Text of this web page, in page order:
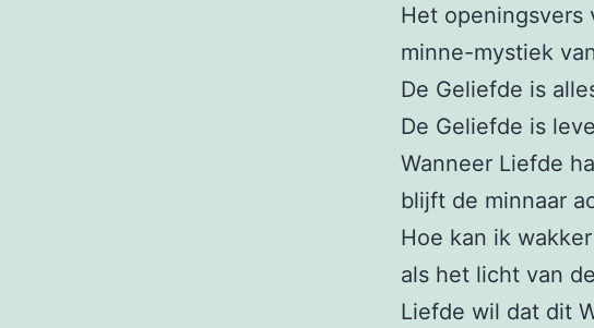
Het openingsvers
minne-mystiek
De Geliefde is
De Geliefde is
Wanneer Liefde
blijft de minnaar
Hoe kan ik
als het licht van
Liefde wil dat dit